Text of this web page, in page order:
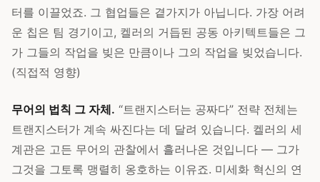
터를 이끌었죠. 그 협업들은 곁가지가 아닙니다. 가장 어려
운 칩은 팀 경기이고, 켈러의 거듭된 공동 아키텍트들은 그
가 그들의 작업을 빚은 만큼이나 그의 작업을 빚었습니다.
(직접적 영향)
무어의 법칙 그 자체. “트랜지스터는 공짜다” 전략 전체는
트랜지스터가 계속 싸진다는 데 달려 있습니다. 켈러의 세
계관은 고든 무어의 관찰에서 흘러나온 것입니다 — 그가
그것을 그토록 맹렬히 옹호하는 이유죠. 미세화 혁신의 연